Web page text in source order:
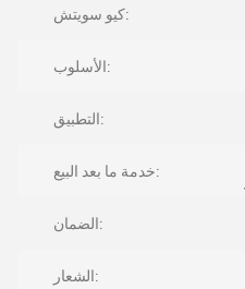
كيو سويتش:
الأسلوب:
التطبيق:
خدمة ما بعد البيع:
الضمان:
الشعار: